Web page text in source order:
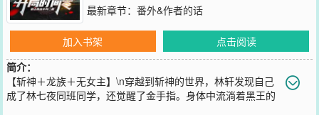
最新章节： 番外&作者的话
加入书架
点击阅读
简介：
【斩神＋龙族＋无女主】\n穿越到斩神的世界，林轩发现自己
成了林七夜同班同学，还觉醒了金手指。身体中流淌着黑王的